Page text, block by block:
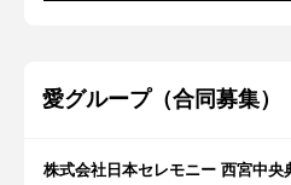
愛グループ（合同募集）
株式会社日本セレモニー 西宮中央